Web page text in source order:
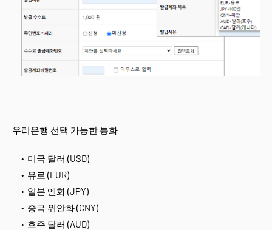
우리은행 선택 가능한 통화
미국 달러 (USD)
유로 (EUR)
일본 엔화 (JPY)
중국 위안화 (CNY)
호주 달러 (AUD)